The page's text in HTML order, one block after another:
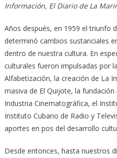
Información, El Diario de La
Años después, en 1959 el triunfo
determinó cambios sustanciales
dentro de nuestra cultura. En
culturales fueron impulsadas por
Alfabetización, la creación de La
masiva de El Quijote, la
Industria Cinematográfica, el
Instituto Cubano de Radio y
aportes en pos del desarrollo
Desde entonces, hasta nuestros